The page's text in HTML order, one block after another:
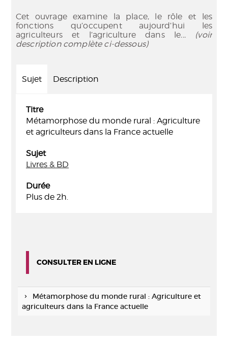
Cet ouvrage examine la place, le rôle et les
fonctions qu’occupent aujourd’hui les
agriculteurs et l’agriculture dans le... (voir
description complète ci-dessous)
Sujet Description
Titre
Métamorphose du monde rural : Agriculture
et agriculteurs dans la France actuelle
Sujet
Livres & BD
Durée
Plus de 2h.
CONSULTER EN LIGNE
Métamorphose du monde rural : Agriculture et
agriculteurs dans la France actuelle